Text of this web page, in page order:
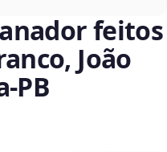
feitos
João